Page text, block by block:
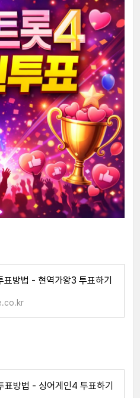
표방법 - 현역가왕3 투표하기
표방법 - 싱어게인4 투표하기